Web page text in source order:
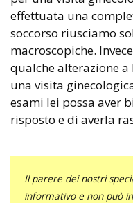
effettuata una
soccorso riusciamo
macroscopiche.
qualche alterazione
una visita
esami lei possa aver
risposto e di averla
Il parere dei nostri
informativo e non può